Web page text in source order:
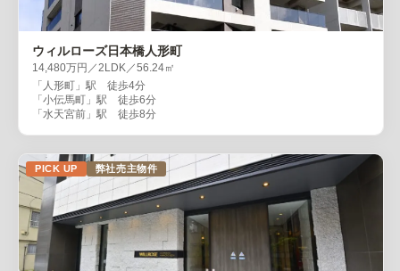
ウィルローズ日本橋人形町
14,480万円／2LDK／56.24㎡
「人形町」駅 徒歩4分
「小伝馬町」駅 徒歩6分
「水天宮前」駅 徒歩8分
PICK UP 弊社売主物件